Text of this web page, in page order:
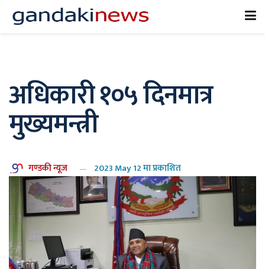
अधिकारी १०५ दिनमात्र
मुख्यमन्त्री
गण्डकी न्यूज 2023 May 12 मा प्रकाशित